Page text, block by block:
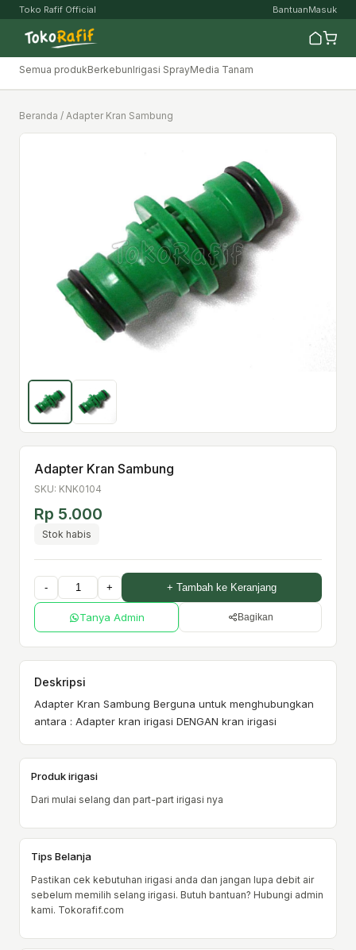
Toko Rafif Official BantuanMasuk
Semua produkBerkebunIrigasi SprayMedia Tanam
Beranda / Adapter Kran Sambung
Adapter Kran Sambung
SKU: KNK0104
Rp 5.000
Stok habis
- + + Tambah ke Keranjang
Tanya Admin Bagikan
Deskripsi
Adapter Kran Sambung Berguna untuk menghubungkan
antara : Adapter kran irigasi DENGAN kran irigasi
Produk irigasi
Dari mulai selang dan part-part irigasi nya
Tips Belanja
Pastikan cek kebutuhan irigasi anda dan jangan lupa debit air
sebelum memilih selang irigasi. Butuh bantuan? Hubungi admin
kami. Tokorafif.com